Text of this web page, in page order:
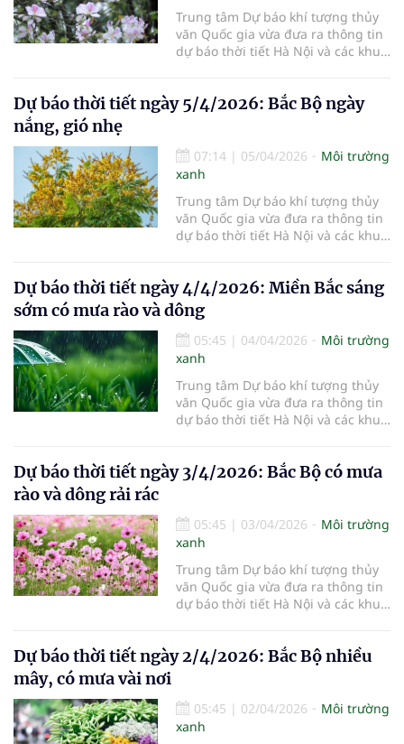
Trung tâm Dự báo khí tượng thủy
văn Quốc gia vừa đưa ra thông tin
dự báo thời tiết Hà Nội và các khu
Dự báo thời tiết ngày 5/4/2026: Bắc Bộ ngày
nắng, gió nhẹ
07:14 | 05/04/2026
Môi trường
xanh
Trung tâm Dự báo khí tượng thủy
văn Quốc gia vừa đưa ra thông tin
dự báo thời tiết Hà Nội và các khu
Dự báo thời tiết ngày 4/4/2026: Miền Bắc sáng
sớm có mưa rào và dông
05:45 | 04/04/2026
Môi trường
xanh
Trung tâm Dự báo khí tượng thủy
văn Quốc gia vừa đưa ra thông tin
dự báo thời tiết Hà Nội và các khu
Dự báo thời tiết ngày 3/4/2026: Bắc Bộ có mưa
rào và dông rải rác
05:45 | 03/04/2026
Môi trường
xanh
Trung tâm Dự báo khí tượng thủy
văn Quốc gia vừa đưa ra thông tin
dự báo thời tiết Hà Nội và các khu
Dự báo thời tiết ngày 2/4/2026: Bắc Bộ nhiều
mây, có mưa vài nơi
05:45 | 02/04/2026
Môi trường
xanh